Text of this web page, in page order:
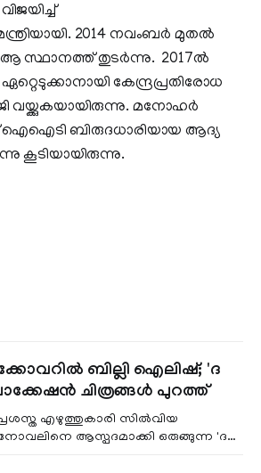
2014 നവംബര്‍ മുതല്‍
ആ സ്ഥാനത്ത് തുടര്‍ന്നു. 2017ല്‍
കേന്ദ്രപ്രതിരോധ
വയ്ക്കുകയായിരുന്നു. മനോഹര്‍
ഐഐടി ബിരുദധാരിയായ ആദ്യ
കൂടിയായിരുന്നു‍.
ബില്ലി ഐലിഷ്; 'ദ
ചിത്രങ്ങൾ പുറത്ത്
എഴുത്തുകാരി സിൽവിയ
നോവലിനെ ആസ്പദമാക്കി ഒരുങ്ങുന്ന 'ദ